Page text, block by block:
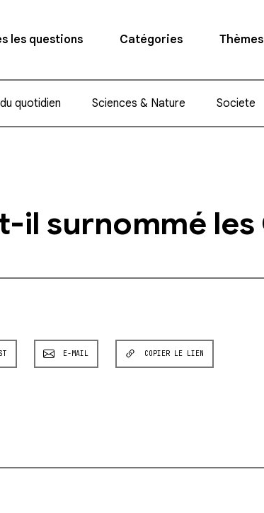
les questions Catégories Thèmes
quotidien Sciences & Nature Societe
il surnommé les
E-MAIL COPIER LE LIEN